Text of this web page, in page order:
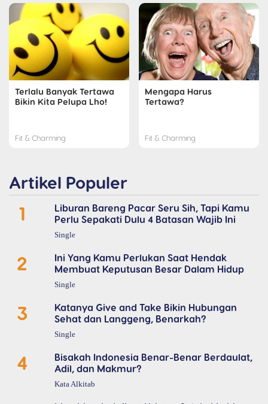
Terlalu Banyak Tertawa
Bikin Kita Pelupa Lho!
Fit & Charming
Mengapa Harus
Tertawa?
Fit & Charming
Artikel Populer
1
Liburan Bareng Pacar Seru Sih, Tapi Kamu
Perlu Sepakati Dulu 4 Batasan Wajib Ini
Single
2
Ini Yang Kamu Perlukan Saat Hendak
Membuat Keputusan Besar Dalam Hidup
Single
3
Katanya Give and Take Bikin Hubungan
Sehat dan Langgeng, Benarkah?
Single
4
Bisakah Indonesia Benar-Benar Berdaulat,
Adil, dan Makmur?
Kata Alkitab